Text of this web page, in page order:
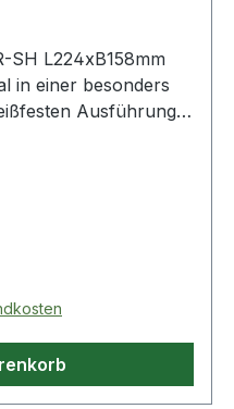
SH L224xB158mm
in einer besonders
Ausführung ·